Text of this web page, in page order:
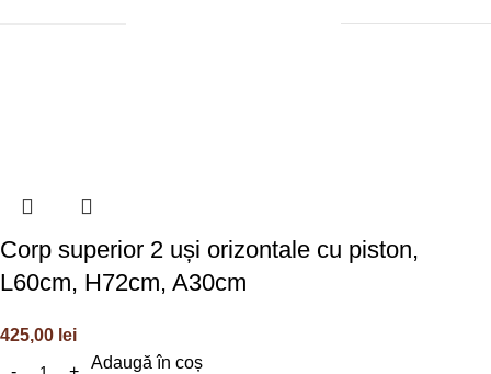
Corp superior 2 uși orizontale cu piston,
L60cm, H72cm, A30cm
425,00 lei
Adaugă în coș